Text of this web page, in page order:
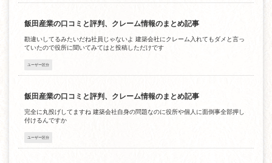
飯田産業の口コミと評判、クレーム情報のまとめ記事
勘違いしてるみたいだね社員じゃないよ 建築会社にクレーム入れてもダメと言っ
ていたので役所に聞いてみてはと投稿しただけです
ユーザー区分
飯田産業の口コミと評判、クレーム情報のまとめ記事
完全に丸投げしてますね 建築会社自身の問題なのに役所や個人に面倒事全部押し
付けるんですか
ユーザー区分